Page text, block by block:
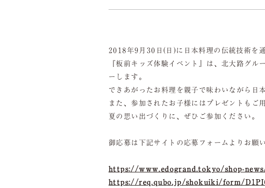
2018年9月30日(日)に日本料理の伝統技術を
『板前キッズ体験イベント』は、北大路グ
ーします。
できあがったお料理を親子で味わいながら日
また、参加されたお子様にはプレゼントもご
夏の思い出づくりに、ぜひご参加ください。
御応募は下記サイトの応募フォームよりお願
https://www.edogrand.tokyo/shop-
https://req.qubo.jp/shokuiki/form/